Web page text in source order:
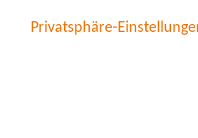
Privatsphäre-